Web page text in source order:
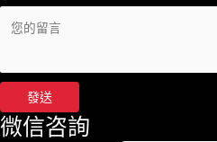
發送
微信咨詢